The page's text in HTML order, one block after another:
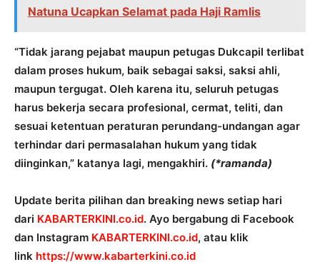
Natuna Ucapkan Selamat pada Haji Ramlis
“Tidak jarang pejabat maupun petugas Dukcapil terlibat
dalam proses hukum, baik sebagai saksi, saksi ahli,
maupun tergugat. Oleh karena itu, seluruh petugas
harus bekerja secara profesional, cermat, teliti, dan
sesuai ketentuan peraturan perundang-undangan agar
terhindar dari permasalahan hukum yang tidak
diinginkan,” katanya lagi, mengakhiri. (*ramanda)
Update berita pilihan dan breaking news setiap hari
dari KABARTERKINI.co.id. Ayo bergabung di Facebook
dan Instagram KABARTERKINI.co.id, atau klik
link https://www.kabarterkini.co.id